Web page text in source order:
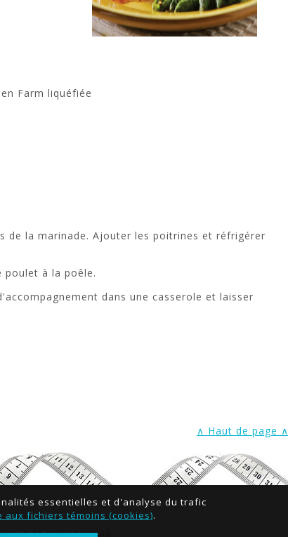
essentielles et d'analyse du trafic
fichiers témoins (cookies).
Farm liquéfiée
de la marinade. Ajouter les poitrines et réfrigérer
poulet à la poêle.
dans une casserole et laisser
∧ Haut de page ∧
de confidentialité